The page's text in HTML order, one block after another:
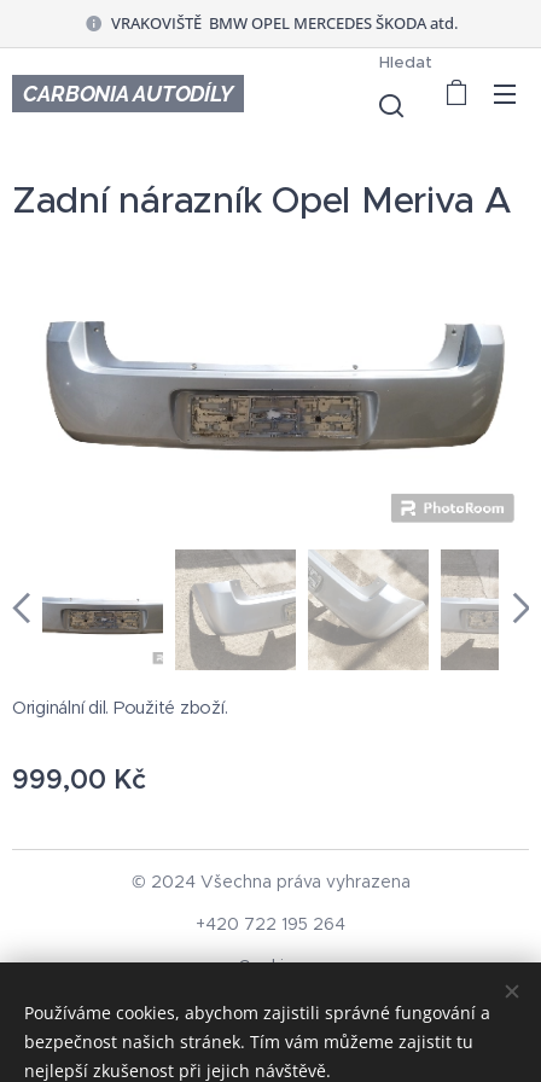
VRAKOVIŠTĚ BMW OPEL MERCEDES ŠKODA atd.
CARBONIA AUTODÍLY
Hledat
Zadní nárazník Opel Meriva A
Originální dil. Použité zboží.
999,00 Kč
© 2024 Všechna práva vyhrazena
+420 722 195 264
Cookies
Měna
CZK Kč
EUR €
Používáme cookies, abychom zajistili správné fungování a
bezpečnost našich stránek. Tím vám můžeme zajistit tu
nejlepší zkušenost při jejich návštěvě.